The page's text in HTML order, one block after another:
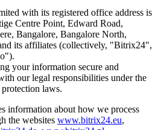
with its registered office address is
Centre Point, Edward Road,
Bangalore, Bangalore North,
its affiliates (collectively, "Bitrix24",
your information secure and
our legal responsibilities under the
laws.
information about how we process
the websites www.bitrix24.eu,